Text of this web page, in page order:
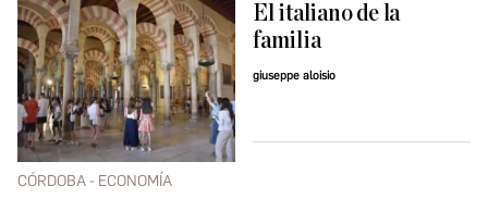
CÓRDOBA - ECONOMÍA
El italiano de la
familia
giuseppe aloisio